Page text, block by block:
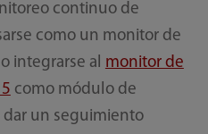
continuo de
como un monitor de
integrarse al monitor de
como módulo de
dar un seguimiento